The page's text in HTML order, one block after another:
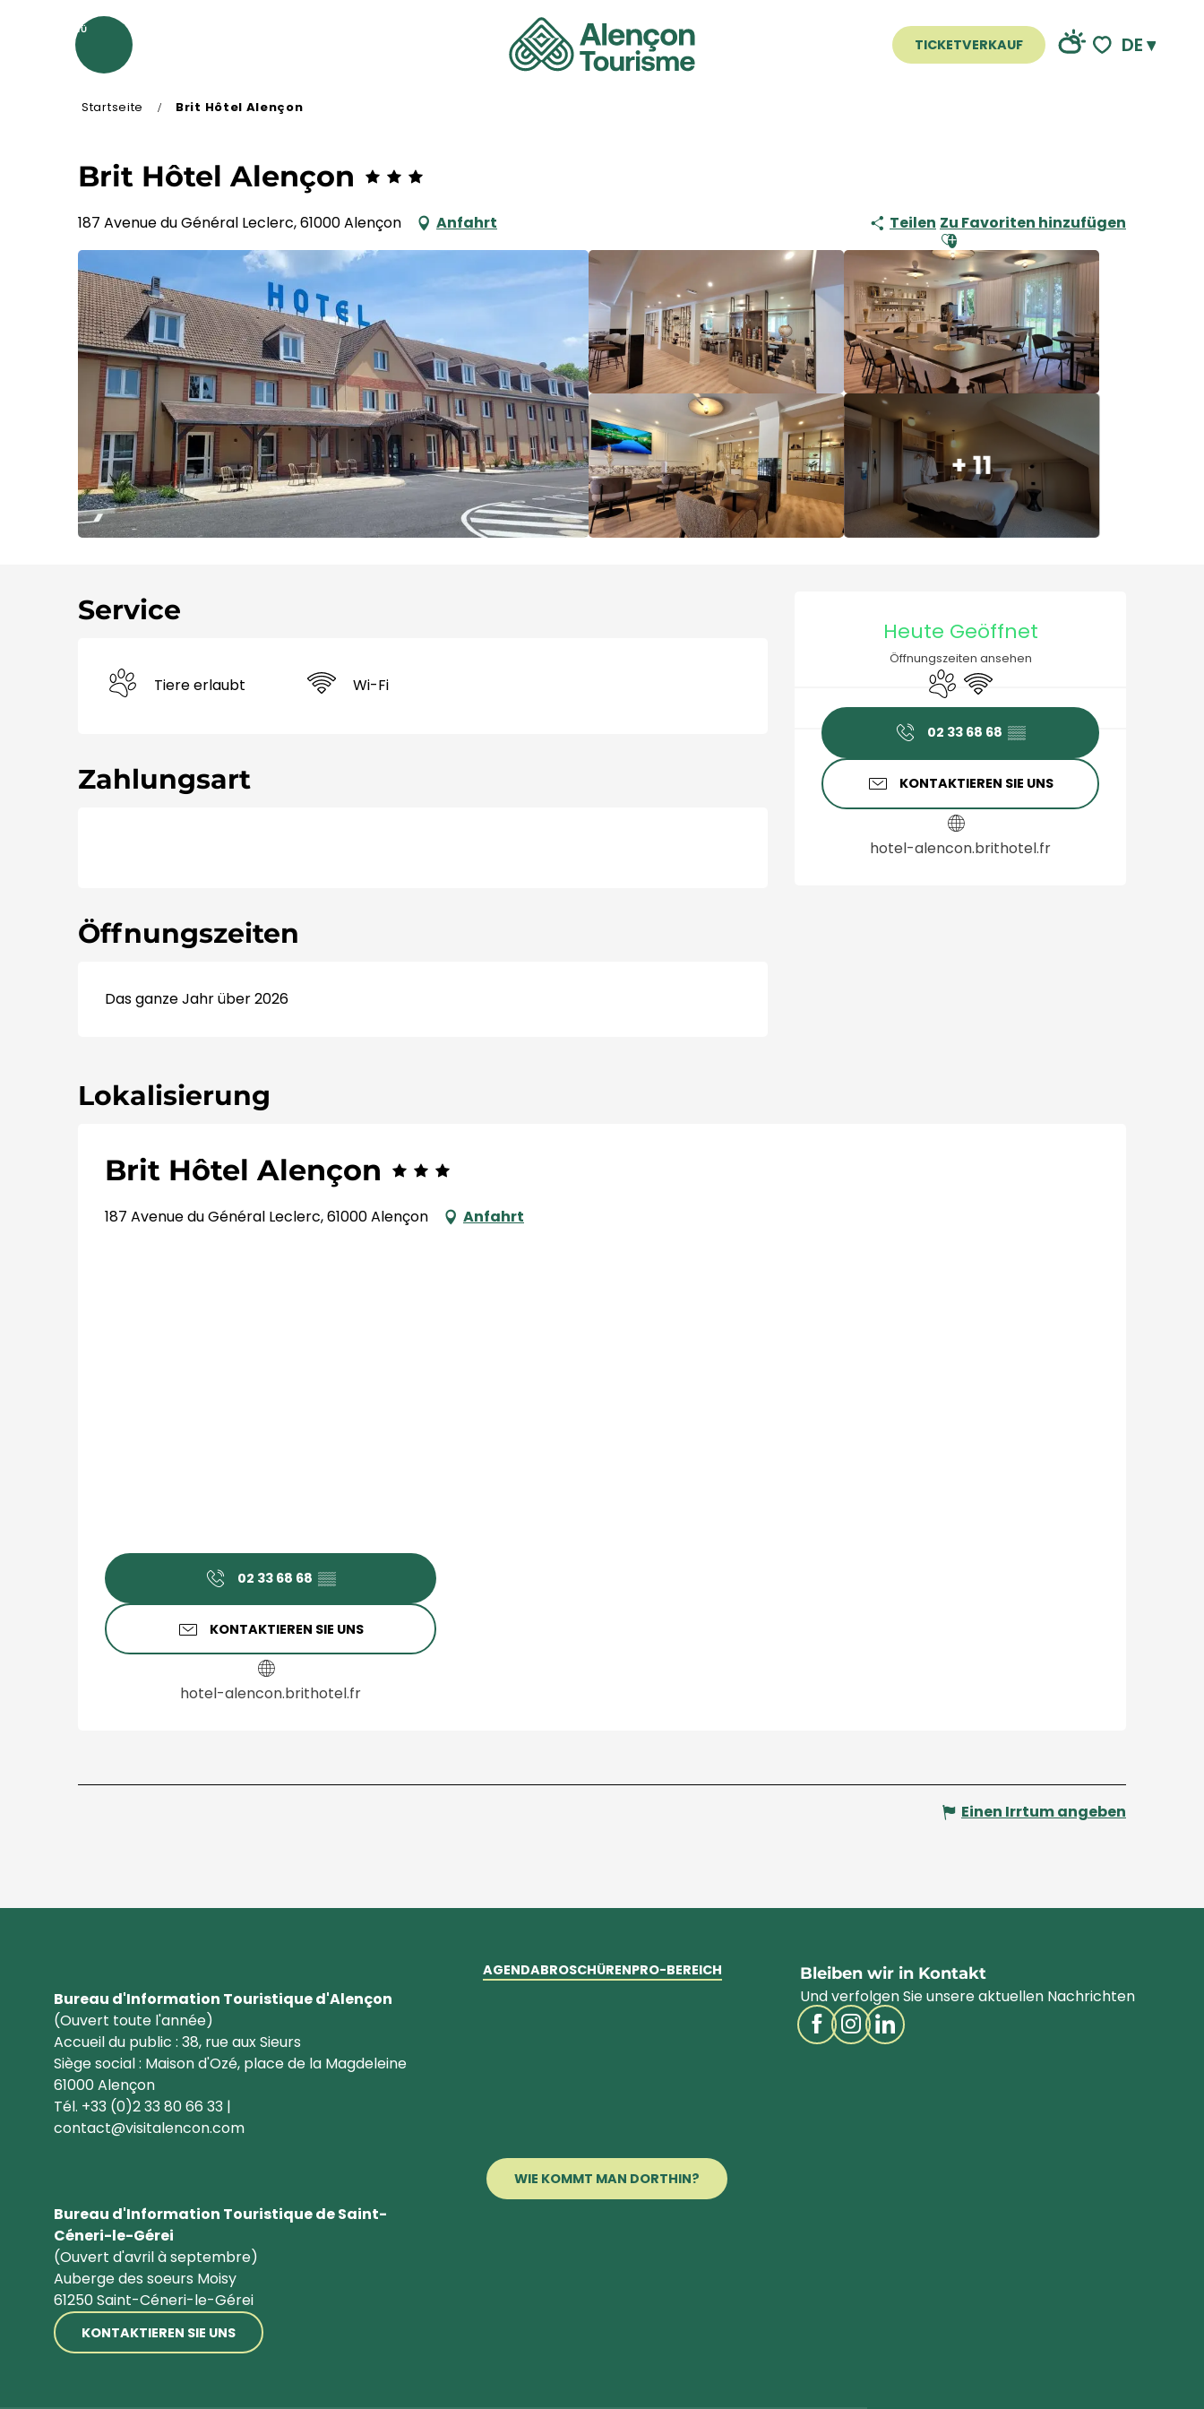
TICKETVERKAUF DE
MENÜ
Startseite Brit Hôtel Alençon
Brit Hôtel Alençon
187 Avenue du Général Leclerc, 61000 Alençon Anfahrt Teilen Ajouter aux favoris
Zu Favoriten hinzufügen
+ 11
Öffnungszeiten &
Heute Geöffnet
Öffnungszeiten ansehen
Tiere erlaubt
Wi-Fi
02 33 68 68 ▒▒
KONTAKTIEREN SIE UNS
hotel-alencon.brithotel.fr
Service
Tiere erlaubt Wi-Fi
Zahlungsart
Öffnungszeiten
Das ganze Jahr über 2026
Lokalisierung
Brit Hôtel Alençon
187 Avenue du Général Leclerc, 61000 Alençon Anfahrt
02 33 68 68 ▒▒
KONTAKTIEREN SIE UNS
hotel-alencon.brithotel.fr
Einen Irrtum angeben
Bureau d'Information Touristique d'Alençon
(Ouvert toute l'année)
Accueil du public : 38, rue aux Sieurs
Siège social : Maison d'Ozé, place de la Magdeleine
61000 Alençon
Tél. +33 (0)2 33 80 66 33 |
contact@visitalencon.com
Bureau d'Information Touristique de Saint-
Céneri-le-Gérei
(Ouvert d'avril à septembre)
Auberge des soeurs Moisy
61250 Saint-Céneri-le-Gérei
KONTAKTIEREN SIE UNS
WIE KOMMT MAN DORTHIN?
AGENDABROSCHÜRENPRO-BEREICH Bleiben wir in Kontakt
Und verfolgen Sie unsere aktuellen Nachrichten